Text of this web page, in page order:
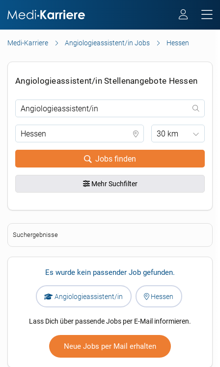
Medi-Karriere Angiologieassistent/in Jobs Hessen
Angiologieassistent/in Stellenangebote Hessen
30 km
Jobs finden
Mehr Suchfilter
Suchergebnisse
Es wurde kein passender Job gefunden.
Angiologieassistent/in Hessen
Lass Dich über passende Jobs per E-Mail informieren.
Neue Jobs per Mail erhalten